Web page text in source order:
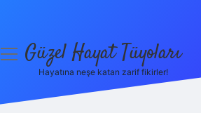
menüyüGüzel Hayat Tüyoları
Hayatına neşe katan zarif fikirler!